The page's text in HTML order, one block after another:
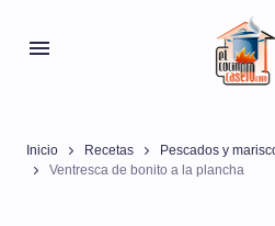
Inicio Recetas Pescados y
Ventresca de bonito a la plancha